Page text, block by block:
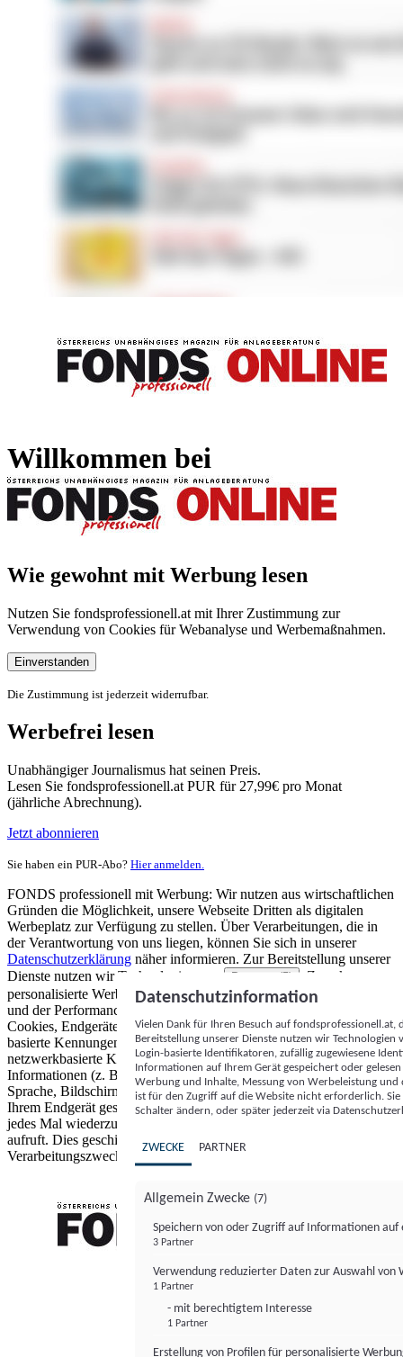
Willkommen bei
Wie gewohnt mit Werbung lesen
Nutzen Sie fondsprofessionell.at mit Ihrer Zustimmung zur
Verwendung von Cookies für Webanalyse und Werbemaßnahmen.
Einverstanden
Die Zustimmung ist jederzeit widerrufbar.
Werbefrei lesen
Unabhängiger Journalismus hat seinen Preis.
Lesen Sie fondsprofessionell.at PUR für 27,99€ pro Monat
(jährliche Abrechnung).
Jetzt abonnieren
Sie haben ein PUR-Abo? Hier anmelden.
FONDS professionell mit Werbung: Wir nutzen aus wirtschaftlichen
Gründen die Möglichkeit, unsere Webseite Dritten als digitalen
Werbeplatz zur Verfügung zu stellen. Über Verarbeitungen, die in
der Verantwortung von uns liegen, können Sie sich in unserer
Datenschutzerklärung näher informieren. Zur Bereitstellung unserer
Dienste nutzen wir Technologien von
Partnern (5)
. Zwecke:
personalisierte Werbung und Inhalte, Messung von Werbeleistung
und der Performance von Inhalten sowie Zielgruppenforschung.
Cookies, Endgeräte- oder ähnliche Online-Kennungen (z. B. login-
basierte Kennungen, zufällig generierte Kennungen,
netzwerkbasierte Kennungen) können zusammen mit anderen
Informationen (z. B. Browsertyp und Browserinformationen,
Sprache, Bildschirmgröße, unterstützte Technologien usw.) auf
Ihrem Endgerät gespeichert oder von dort ausgelesen werden, um es
jedes Mal wiederzuerkennen, wenn es eine App oder einer Webseite
aufruft. Dies geschieht für einen oder mehrere der hier aufgeführten
Verarbeitungszwecke.
Datenschutzinformation
Vielen Dank für Ihren Besuch auf
Bereitstellung unserer Dienste nutzen wir Technologien
Login-basierte Identifikatoren, zufällig zugewiesene
Informationen auf Ihrem Gerät gespeichert oder
Werbung und Inhalte, Messung von Werbeleistung
ist für den Zugriff auf die Website nicht erforderlich.
Schalter ändern, oder später jederzeit via
ZWECKE PARTNER
Allgemein Zwecke (7)
Speichern von oder Zugriff auf Informationen auf
3 Partner
Verwendung reduzierter Daten zur Auswahl von
1 Partner
- mit berechtigtem Interesse
1 Partner
Erstellung von Profilen für personalisierte
FONDS professionell